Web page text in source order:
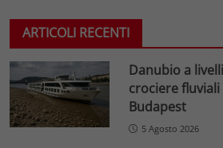
ARTICOLI RECENTI
Danubio a
crociere
Budapest
5 Agosto 2026